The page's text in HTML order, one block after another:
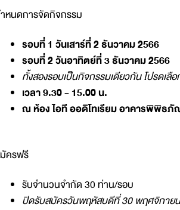
หนดการจัดกิจกรรม
รอบที่ 1 วันเสาร์ที่ 2 ธันวาคม 2566
รอบที่ 2 วันอาทิตย์ที่ 3 ธันวาคม 2566
ทั้งสองรอบเป็นกิจกรรมเดียวกัน โปรดเลื
เวลา 9.30 - 15.00 น.
ณ ห้อง ไอที ออดิโทเรียม อาคารพิพิธภั
ครฟรี
รับจำนวนจำกัด 30 ท่าน/รอบ
ปิดรับสมัครวันพฤหัสบดีที่ 30 พฤศจิกาย